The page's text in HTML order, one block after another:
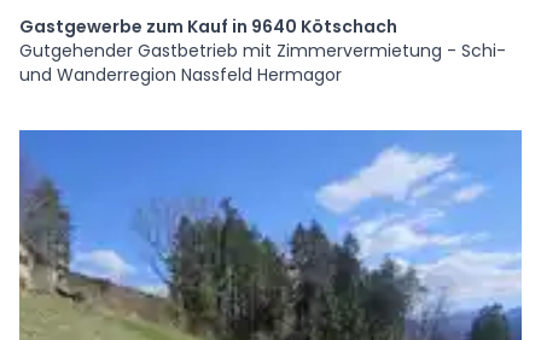
Gastgewerbe zum Kauf in 9640 Kötschach
Gutgehender Gastbetrieb mit Zimmervermietung - Schi-
und Wanderregion Nassfeld Hermagor